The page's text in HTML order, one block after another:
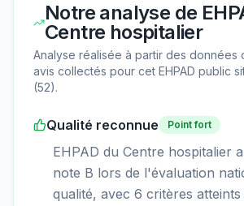
Notre analyse de
Centre hospitalier
Analyse réalisée à partir des données
avis collectés pour cet EHPAD public
(52).
Qualité reconnue Point fort
EHPAD du Centre hospitalier
note B lors de l'évaluation
qualité, avec 6 critères